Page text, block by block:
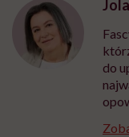
do